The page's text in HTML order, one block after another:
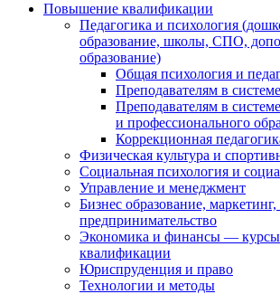
Повышение квалификации
Педагогика и психология
образование, школы, СПО,
образование)
Общая психология и
Преподавателям в
Преподавателям в
и профессионального
Коррекционная
Физическая культура и
Социальная психология и
Управление и менеджмент
Бизнес образование,
предпринимательство
Экономика и финансы —
квалификации
Юриспруденция и право
Технологии и методы